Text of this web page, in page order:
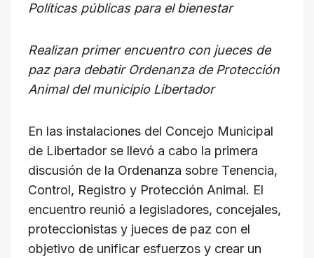
at
s
A
p
c
b
o
k
e
a
m
e
d
s
ail p
Li
n
Políticas públicas para el bienestar
Realizan primer encuentro con jueces de
paz para debatir Ordenanza de Protección
Animal del municipio Libertador
En las instalaciones del Concejo Municipal
de Libertador se llevó a cabo la primera
discusión de la Ordenanza sobre Tenencia,
Control, Registro y Protección Animal. El
encuentro reunió a legisladores, concejales,
proteccionistas y jueces de paz con el
objetivo de unificar esfuerzos y crear un